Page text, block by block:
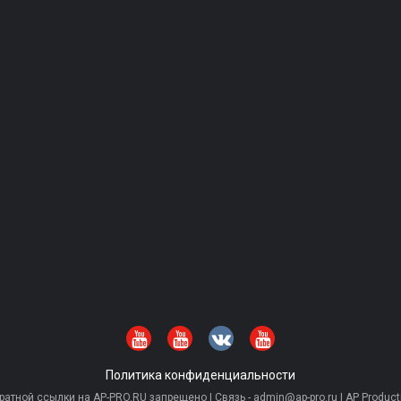
Политика конфиденциальности
ссылки на AP-PRO.RU запрещено | Связь - admin@ap-pro.ru | AP